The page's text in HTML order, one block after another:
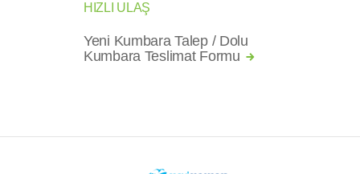
HIZLI ULAŞ
Yeni Kumbara Talep / Dolu
Kumbara Teslimat Formu